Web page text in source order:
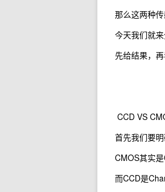
那么这两种
今天我们就来
先给结果，再
CCD VS
首先我们要
CMOS其实
而CCD是